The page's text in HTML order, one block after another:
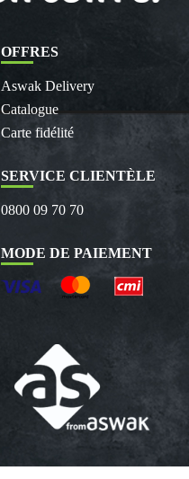
OFFRES
Aswak Delivery
Catalogue
Carte fidélité
SERVICE CLIENTÈLE
0800 09 70 70
MODE DE PAIEMENT